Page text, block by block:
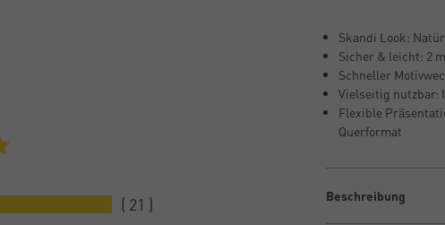
21
Skandi Look:
Sicher & leicht: 2
Schneller
Vielseitig nutzbar:
Flexible
Querformat
Beschreibung